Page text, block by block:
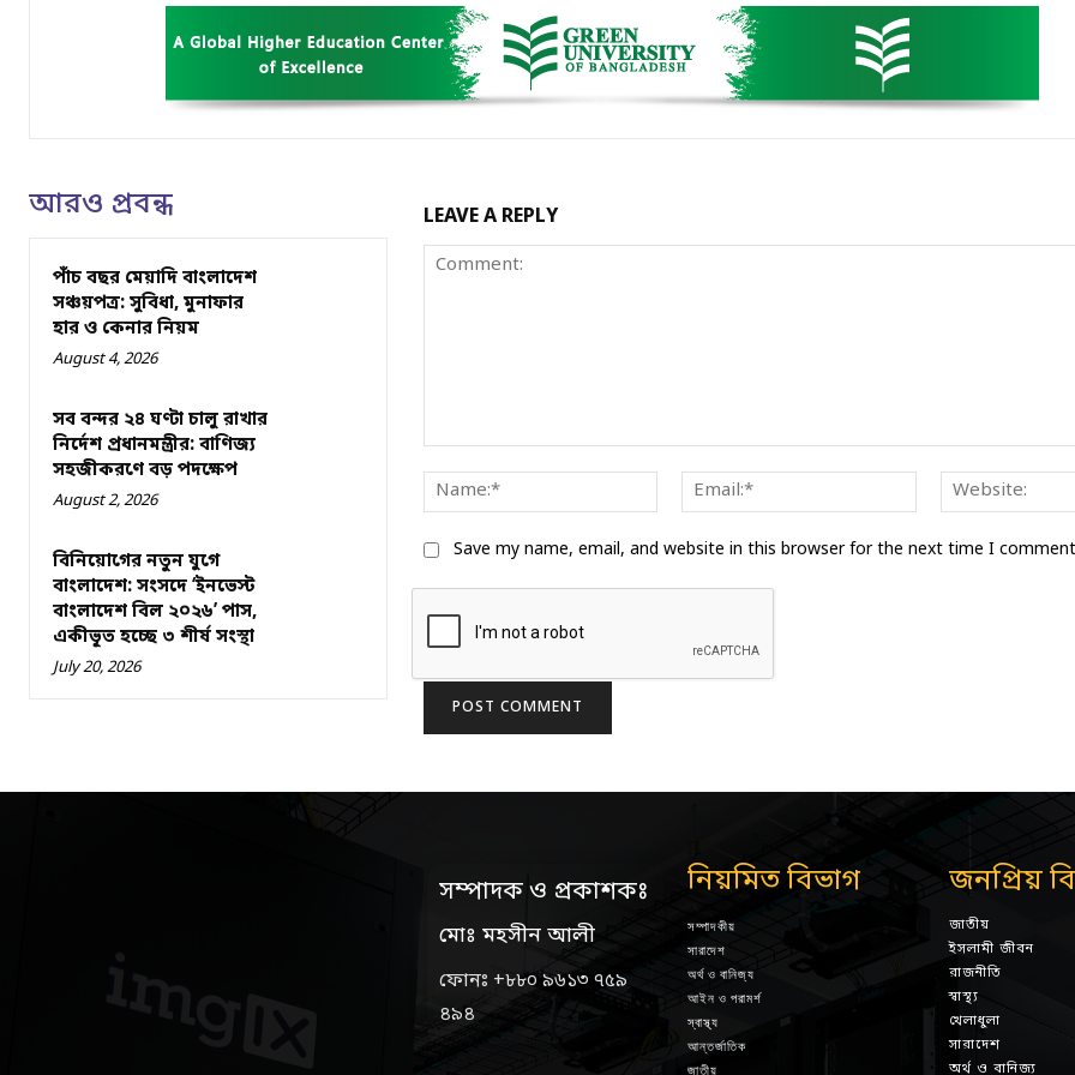
আরও প্রবন্ধ
পাঁচ বছর মেয়াদি বাংলাদেশ
সঞ্চয়পত্র: সুবিধা, মুনাফার
হার ও কেনার নিয়ম
August 4, 2026
সব বন্দর ২৪ ঘণ্টা চালু রাখার
নির্দেশ প্রধানমন্ত্রীর: বাণিজ্য
সহজীকরণে বড় পদক্ষেপ
August 2, 2026
বিনিয়োগের নতুন যুগে
বাংলাদেশ: সংসদে ‘ইনভেস্ট
বাংলাদেশ বিল ২০২৬’ পাস,
একীভূত হচ্ছে ৩ শীর্ষ সংস্থা
July 20, 2026
LEAVE A REPLY
Name:*
Email:*
Save my name, email, and website in this browser for the next time I
সম্পাদক ও প্রকাশকঃ
মোঃ মহসীন আলী
ফোনঃ +৮৮০ ৯৬১৩ ৭৫৯
৪৯৪
নিয়মিত বিভাগ
সম্পাদকীয়
সারাদেশ
অর্থ ও বানিজ্য
আইন ও পরামর্শ
স্বাস্থ্য
আন্তর্জাতিক
জাতীয়
জনপ্রিয়
জাতীয়
ইসলামী জীবন
রাজনীতি
স্বাস্থ্য
খেলাধুলা
সারাদেশ
অর্থ ও বানিজ্য